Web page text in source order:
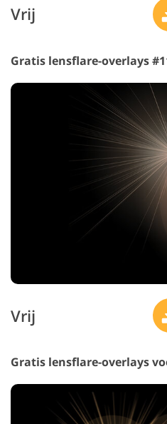
Vrij
Gratis lensflare-overlays
Vrij